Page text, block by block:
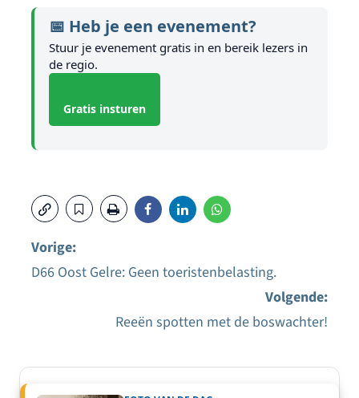
📅 Heb je een evenement?
Stuur je evenement gratis in en bereik lezers in
de regio.
Gratis insturen
navigatie
Vorige:
D66 Oost Gelre: Geen toeristenbelasting.
Volgende:
Reeën spotten met de boswachter!